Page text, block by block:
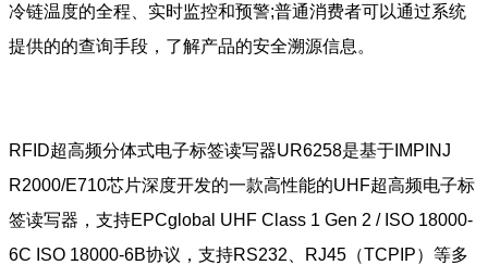
冷链温度的全程、实时监控和预警;普通消费者可以通过系统
提供的的查询手段，了解产品的安全溯源信息。
RFID超高频分体式电子标签读写器UR6258是基于IMPINJ
R2000/E710芯片深度开发的一款高性能的UHF超高频电子标
签读写器，支持EPCglobal UHF Class 1 Gen 2 / ISO 18000-
6C ISO 18000-6B协议，支持RS232、RJ45（TCPIP）等多